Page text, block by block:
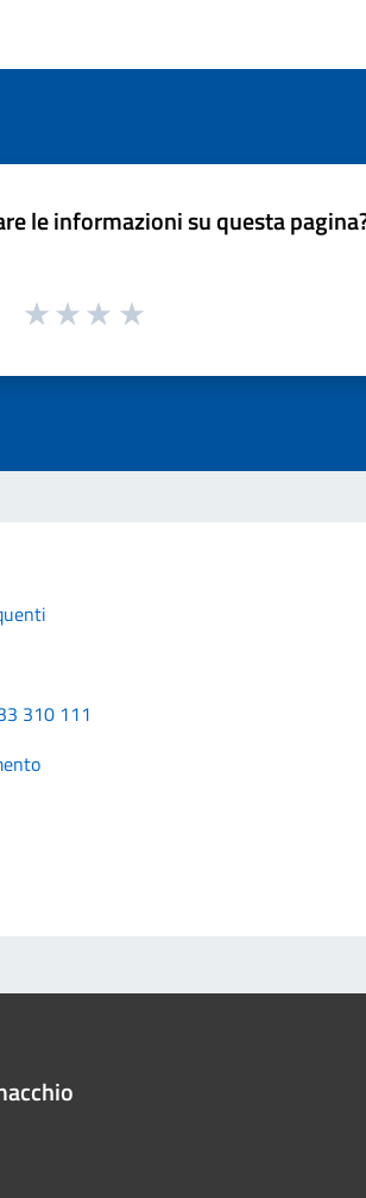
le informazioni su questa
310 111